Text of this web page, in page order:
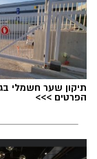
תגים:מועצה
המקומית גדרה
תיקון שער חשמלי
הפרטים >>>